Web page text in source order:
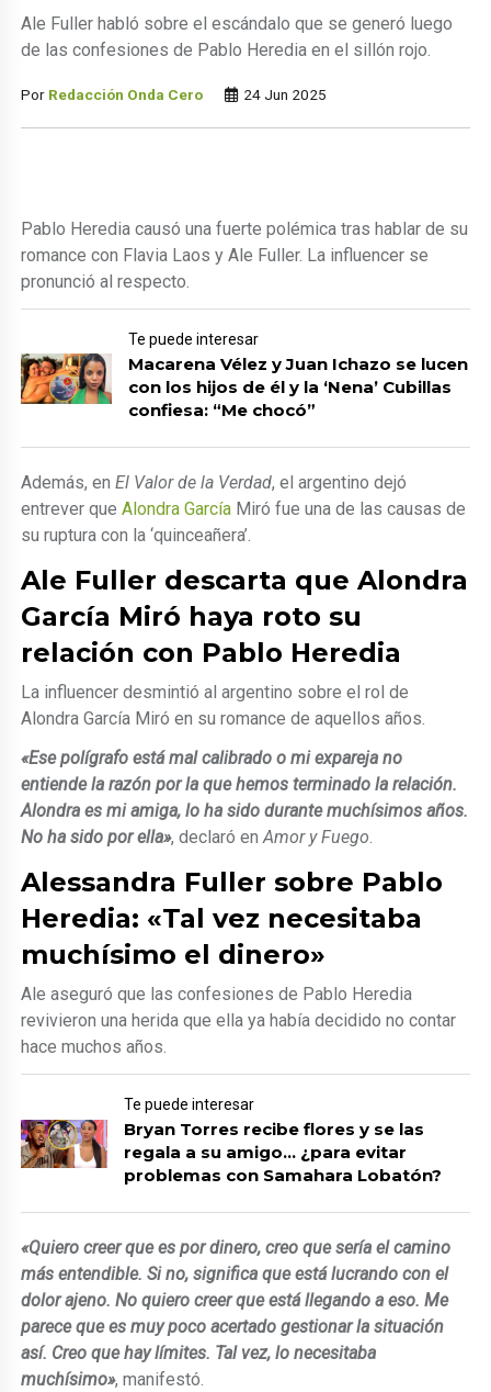
Ale Fuller habló sobre el escándalo que se generó luego
de las confesiones de Pablo Heredia en el sillón rojo.
Por Redacción Onda Cero 24 Jun 2025
Pablo Heredia causó una fuerte polémica tras hablar de su
romance con Flavia Laos y Ale Fuller. La influencer se
pronunció al respecto.
Te puede interesar
Macarena Vélez y Juan Ichazo se lucen
con los hijos de él y la ‘Nena’ Cubillas
confiesa: “Me chocó”
Además, enEl Valor de la Verdad, el argentino dejó
entrever queAlondra García Miró fue una de las causas de
su ruptura con la ‘quinceañera’.
Ale Fuller descarta que Alondra
García Miró haya roto su
relación con Pablo Heredia
La influencer desmintió al argentino sobre el rol de
Alondra García Miró en su romance de aquellos años.
«Ese polígrafo está mal calibrado o mi expareja no
entiende la razón por la que hemos terminado la relación.
Alondra es mi amiga, lo ha sido durante muchísimos años.
No ha sido por ella», declaró enAmor y Fuego.
Alessandra Fuller sobre Pablo
Heredia: «Tal vez necesitaba
muchísimo el dinero»
Ale aseguró que las confesiones de Pablo Heredia
revivieron una herida que ella ya había decidido no contar
hace muchos años.
Te puede interesar
Bryan Torres recibe flores y se las
regala a su amigo… ¿para evitar
problemas con Samahara Lobatón?
«Quiero creer que es por dinero, creo que sería el camino
más entendible. Si no, significa que está lucrando con el
dolor ajeno. No quiero creer que está llegando a eso. Me
parece que es muy poco acertado gestionar la situación
así. Creo que hay límites. Tal vez, lo necesitaba
muchísimo», manifestó.